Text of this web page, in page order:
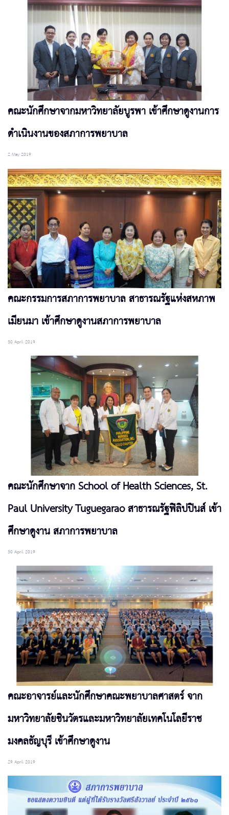
คณะนักศึกษาจากมหาวิทยาลัยบูรพา เข้าศึกษาดูงานการ
ดำเนินงานของสภาการพยาบาล
2 May 2019
คณะกรรมการสภาการพยาบาล สาธารณรัฐแห่งสหภาพ
เมียนมา เข้าศึกษาดูงานสภาการพยาบาล
30 April 2019
คณะนักศึกษาจาก School of Health Sciences, St.
Paul University Tuguegarao สาธารณรัฐฟิลิปปินส์ เข้า
ศึกษาดูงาน สภาการพยาบาล
30 April 2019
คณะอาจารย์และนักศึกษาคณะพยาบาลศาสตร์ จาก
มหาวิทยาลัยชินวัตรและมหาวิทยาลัยเทคโนโลยีราช
มงคลธัญบุรี เข้าศึกษาดูงาน
29 April 2019